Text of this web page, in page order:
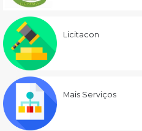
Licitacon
Mais Serviços